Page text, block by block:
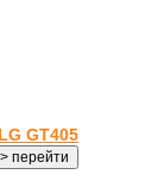
LG GT405